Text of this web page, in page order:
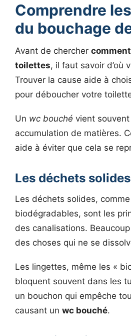
Comprendre
du bouchage
Avant de chercher
toilettes, il faut savoir d’où
Trouver la cause aide à
pour déboucher votre
Un wc bouché vient souvent
accumulation de matières.
aide à éviter que cela se
Les déchets solides
Les déchets solides,
biodégradables, sont les
des canalisations.
des choses qui ne se
Les lingettes, même les «
bloquent souvent dans les
un bouchon qui empêche
causant un wc bouché.